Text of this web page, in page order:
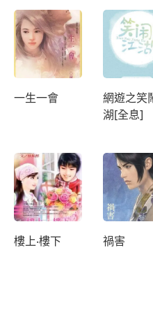
一生一會
網遊之笑
湖[全息]
樓上‧樓下 禍害